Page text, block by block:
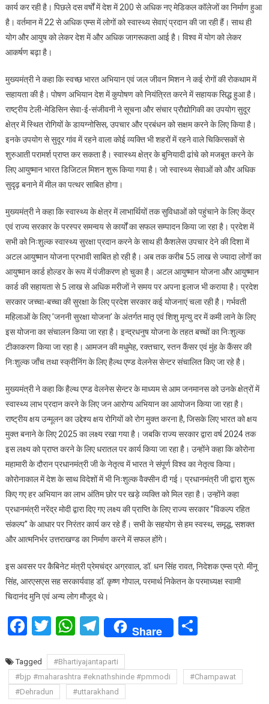
कार्य कर रही है। पिछले दस वर्षों में देश में 200 से अधिक नए मेडिकल कॉलेजों का निर्माण हुआ
है। वर्तमान में 22 से अधिक एम्स में लोगों को स्वास्थ्य सेवाएं प्रदान की जा रही हैं। साथ ही
योग और आयुष को लेकर देश में और अधिक जागरूकता आई है। विश्व में योग को लेकर
आकर्षण बढ़ा है।
मुख्यमंत्री ने कहा कि स्वच्छ भारत अभियान एवं जल जीवन मिशन ने कई रोगों की रोकथाम में
सहायता की है। पोषण अभियान देश में कुपोषण को नियंत्रित करने में सहायक सिद्ध हुआ है।
राष्ट्रीय टेली-मेडिसिन सेवा-ई-संजीवनी ने सूचना और संचार प्रौद्योगिकी का उपयोग सुदूर
क्षेत्र में स्थित रोगियों के डायग्नोसिस, उपचार और प्रबंधन को सक्षम करने के लिए किया है।
इनके उपयोग से सुदूर गांव में रहने वाला कोई व्यक्ति भी शहरों में रहने वाले चिकित्सकों से
शुरुआती परामर्श प्राप्त कर सकता है। स्वास्थ्य क्षेत्र के बुनियादी ढांचे को मजबूत करने के
लिए आयुष्मान भारत डिजिटल मिशन शुरू किया गया है। जो स्वास्थ्य सेवाओं को और अधिक
सुदृढ़ बनाने में मील का पत्थर साबित होगा।
मुख्यमंत्री ने कहा कि स्वास्थ्य के क्षेत्र में लाभार्थियों तक सुविधाओं को पहुंचाने के लिए केंद्र
एवं राज्य सरकार के परस्पर समन्वय से कार्यों का सफल सम्पादन किया जा रहा है। प्रदेश में
सभी को निःशुल्क स्वास्थ्य सुरक्षा प्रदान करने के साथ ही कैशलेस उपचार देने की दिशा में
अटल आयुष्मान योजना प्रभावी साबित हो रही है। अब तक करीब 55 लाख से ज्यादा लोगों का
आयुष्मान कार्ड होल्डर के रूप में पंजीकरण हो चुका है। अटल आयुष्मान योजना और आयुष्मान
कार्ड की सहायता से 5 लाख से अधिक मरीजों ने समय पर अपना इलाज भी कराया है। प्रदेश
सरकार जच्चा-बच्चा की सुरक्षा के लिए प्रदेश सरकार कई योजनाएं चला रही है। गर्भवती
महिलाओं के लिए ’जननी सुरक्षा योजना’ के अंतर्गत मातृ एवं शिशु मृत्यु दर में कमी लाने के लिए
इस योजना का संचालन किया जा रहा है। इन्द्रधनुष योजना के तहत बच्चों का निःशुल्क
टीकाकरण किया जा रहा है। आमजन की मधुमेह, रक्तचार, स्तन कैंसर एवं मुंह के कैंसर की
निःशुल्क जाँच तथा स्क्रीनिंग के लिए हैल्थ एण्ड वेलनेस सेन्टर संचालित किए जा रहे है।
मुख्यमंत्री ने कहा कि हैल्थ एण्ड वेलनेस सेन्टर के माध्यम से आम जनमानस को उनके क्षेत्रों में
स्वास्थ्य लाभ प्रदान करने के लिए जन आरोग्य अभियान का आयोजन किया जा रहा है।
राष्ट्रीय क्षय उन्मूलन का उद्देश्य क्षय रोगियों को रोग मुक्त करना है, जिसके लिए भारत को क्षय
मुक्त बनाने के लिए 2025 का लक्ष्य रखा गया है। जबकि राज्य सरकार द्वारा वर्ष 2024 तक
इस लक्ष्य को प्राप्त करने के लिए धरातल पर कार्य किया जा रहा है। उन्होंने कहा कि कोरोना
महामारी के दौरान प्रधानमंत्री जी के नेतृत्व में भारत ने संपूर्ण विश्व का नेतृत्व किया।
कोरोनाकाल में देश के साथ विदेशों में भी निःशुल्क वैक्सीन दी गई। प्रधानमंत्री जी द्वारा शुरू
किए गए हर अभियान का लाभ अंतिम छोर पर खड़े व्यक्ति को मिल रहा है। उन्होंने कहा
प्रधानमंत्री नरेंद्र मोदी द्वारा दिए गए लक्ष्य की प्राप्ति के लिए राज्य सरकार ’’विकल्प रहित
संकल्प’’ के आधार पर निरंतर कार्य कर रहे हैं। सभी के सहयोग से हम स्वस्थ, समृद्ध, सशक्त
और आत्मनिर्भर उत्तराखण्ड का निर्माण करने में सफल होंगे।
इस अवसर पर कैबिनेट मंत्री प्रेमचंद्र अग्रवाल, डॉ. धन सिंह रावत, निदेशक एम्स प्रो. मीनू
सिंह, आरएसएस सह सरकार्यवाह डॉ. कृष्ण गोपाल, परमार्थ निकेतन के परमाध्यक्ष स्वामी
चिदानंद मुनि एवं अन्य लोग मौजूद थे।
Facebook
Twitter
WhatsApp
Telegram
Share Share
Tagged
#Bhartiyajantaparti
#bjp #maharashtra #eknathshinde #pmmodi
#Champawat
#Dehradun
#uttarakhand